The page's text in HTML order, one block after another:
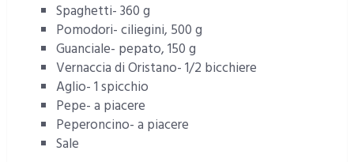
Spaghetti- 360 g
Pomodori- ciliegini, 500 g
Guanciale- pepato, 150 g
Vernaccia di Oristano- 1/2 bicchiere
Aglio- 1 spicchio
Pepe- a piacere
Peperoncino- a piacere
Sale